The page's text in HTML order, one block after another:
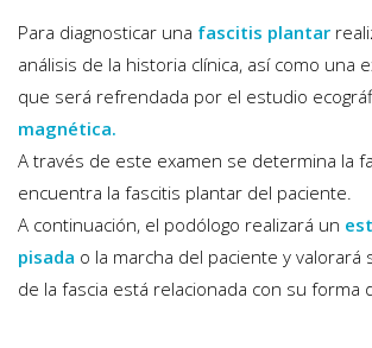
Para diagnosticar una fascitis plantar
análisis de la historia clínica, así como una
que será refrendada por el estudio
magnética.
A través de este examen se determina la
encuentra la fascitis plantar del paciente.
A continuación, el podólogo realizará un
pisada o la marcha del paciente y valorará
de la fascia está relacionada con su forma